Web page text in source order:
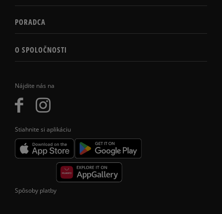
Nájdite nás na
Stiahnite si aplikáciu
PORADCA
O SPOLOČNOSTI
Spôsoby platby